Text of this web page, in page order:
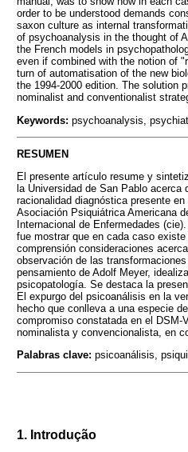
order to be understood demands
saxon culture as internal
of psychoanalysis in the thought of
the French models in
even if combined with the notion of
turn of automatisation of the new
the 1994-2000 edition. The solution
nominalist and conventionalist
Keywords: psychoanalysis,
RESUMEN
El presente artículo resume y
la Universidad de San Pablo
racionalidad diagnóstica presente
Asociación Psiquiátrica Americana
Internacional de Enfermedades
fue mostrar que en cada caso
comprensión consideraciones
observación de las
pensamiento de Adolf Meyer,
psicopatología. Se destaca la
El expurgo del psicoanálisis en la
hecho que conlleva a una especie
compromiso constatada en el
nominalista y convencionalista, en
Palabras clave: psicoanálisis,
1. Introdução